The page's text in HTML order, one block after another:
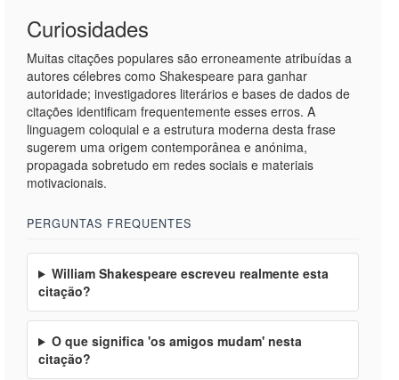
Curiosidades
Muitas citações populares são erroneamente atribuídas a
autores célebres como Shakespeare para ganhar
autoridade; investigadores literários e bases de dados de
citações identificam frequentemente esses erros. A
linguagem coloquial e a estrutura moderna desta frase
sugerem uma origem contemporânea e anónima,
propagada sobretudo em redes sociais e materiais
motivacionais.
PERGUNTAS FREQUENTES
William Shakespeare escreveu realmente esta
citação?
O que significa 'os amigos mudam' nesta
citação?